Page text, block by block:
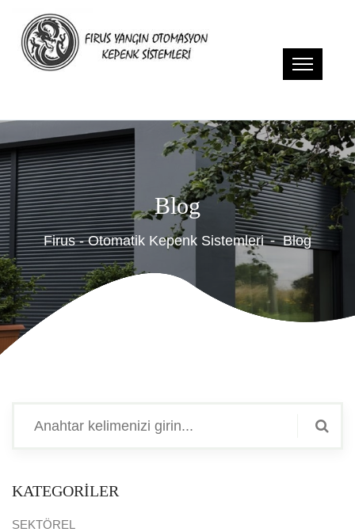
Blog
Firus - Otomatik Kepenk Sistemleri Blog
KATEGORİLER
SEKTÖREL